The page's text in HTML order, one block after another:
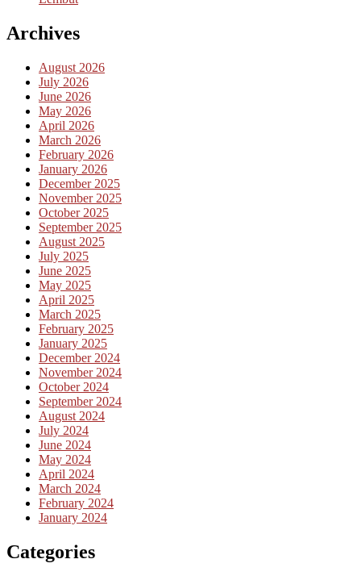
Archives
August 2026
July 2026
June 2026
May 2026
April 2026
March 2026
February 2026
January 2026
December 2025
November 2025
October 2025
September 2025
August 2025
July 2025
June 2025
May 2025
April 2025
March 2025
February 2025
January 2025
December 2024
November 2024
October 2024
September 2024
August 2024
July 2024
June 2024
May 2024
April 2024
March 2024
February 2024
January 2024
Categories